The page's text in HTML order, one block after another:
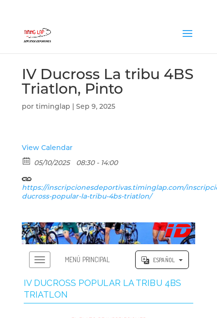
IV Ducross La tribu 4BS
Triatlon, Pinto
por timinglap | Sep 9, 2025
View Calendar
05/10/2025
08:30 - 14:00
https://inscripcionesdeportivas.timinglap.com/
ducross-popular-la-tribu-4bs-triatlon/